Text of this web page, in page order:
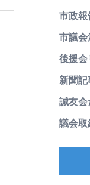
市政報
市議会
後援会
新聞記
誠友会
議会取